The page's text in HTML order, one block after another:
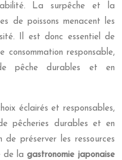
La surpêche et la
de poissons menacent les
Il est donc essentiel de
responsable,
pêche durables et en
éclairés et responsables,
pêcheries durables et en
de préserver les ressources
de la gastronomie japonaise